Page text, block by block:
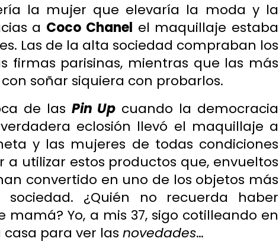
la mujer que elevaría la moda y la
a Coco Chanel el maquillaje estaba
Las de la alta sociedad compraban los
firmas parisinas, mientras que las más
soñar siquiera con probarlos.
de las Pin Up cuando la democracia
eclosión llevó el maquillaje a
y las mujeres de todas condiciones
a utilizar estos productos que, envueltos
convertido en uno de los objetos más
sociedad. ¿Quién no recuerda haber
Yo, a mis 37, sigo cotilleando en
para ver las novedades…